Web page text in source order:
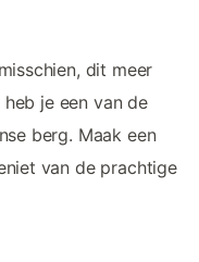
dit meer
je een van de
berg. Maak een
van de prachtige